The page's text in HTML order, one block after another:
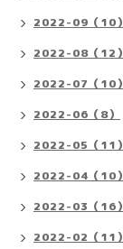
2022-09（10）
2022-08（12）
2022-07（10）
2022-06（8）
2022-05（11）
2022-04（10）
2022-03（16）
2022-02（11）